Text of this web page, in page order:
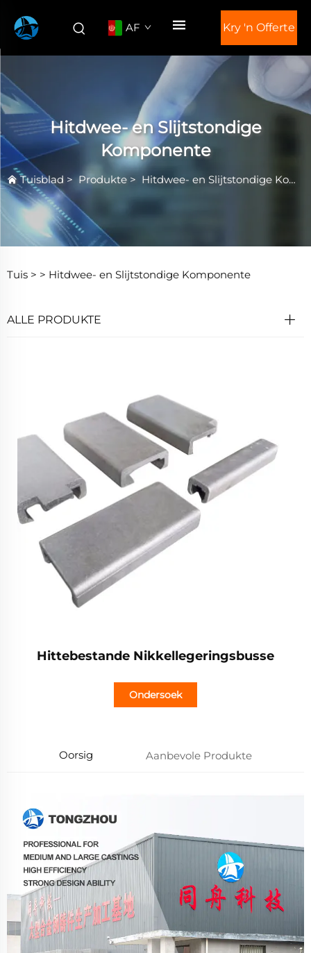
AF Kry 'n Offerte
Hitdwee- en Slijtstondige
Komponente
Tuisblad >Produkte > Hitdwee- en Slijtstondige Komponente
Tuis > > Hitdwee- en Slijtstondige Komponente
ALLE PRODUKTE
Hittebestande Nikkellegeringsbusse
Ondersoek
Oorsig Aanbevole Produkte